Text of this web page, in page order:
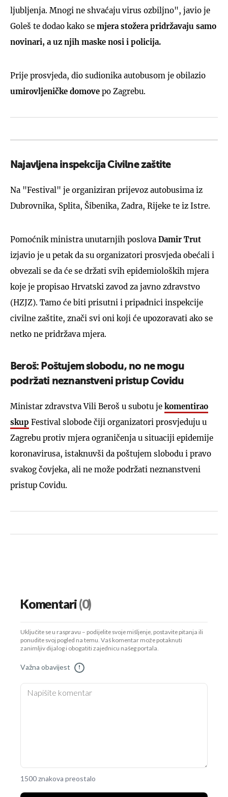
ljubljenja. Mnogi ne shvaćaju virus ozbiljno", javio je
Goleš te dodao kako se mjera stožera pridržavaju samo
novinari, a uz njih maske nosi i policija.
Prije prosvjeda, dio sudionika autobusom je obilazio
umirovljeničke domove po Zagrebu.
Najavljena inspekcija Civilne zaštite
Na "Festival" je organiziran prijevoz autobusima iz
Dubrovnika, Splita, Šibenika, Zadra, Rijeke te iz Istre.
Pomoćnik ministra unutarnjih poslova Damir Trut
izjavio je u petak da su organizatori prosvjeda obećali i
obvezali se da će se držati svih epidemioloških mjera
koje je propisao Hrvatski zavod za javno zdravstvo
(HZJZ). Tamo će biti prisutni i pripadnici inspekcije
civilne zaštite, znači svi oni koji će upozoravati ako se
netko ne pridržava mjera.
Beroš: Poštujem slobodu, no ne mogu
podržati neznanstveni pristup Covidu
Ministar zdravstva Vili Beroš u subotu je komentirao
skup Festival slobode čiji organizatori prosvjeduju u
Zagrebu protiv mjera ograničenja u situaciji epidemije
koronavirusa, istaknuvši da poštujem slobodu i pravo
svakog čovjeka, ali ne može podržati neznanstveni
pristup Covidu.
Komentari(0)
Uključite se u raspravu – podijelite svoje mišljenje, postavite pitanja ili
ponudite svoj pogled na temu. Vaš komentar može potaknuti
zanimljiv dijalog i obogatiti zajednicu našeg portala.
Važna obavijest !
1500 znakova preostalo